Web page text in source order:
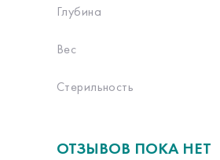
Глубина
Вес
Стерильность
ОТЗЫВОВ ПОКА НЕТ